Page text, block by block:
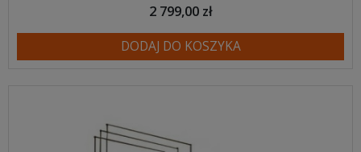
2 799,00 zł
DODAJ DO KOSZYKA